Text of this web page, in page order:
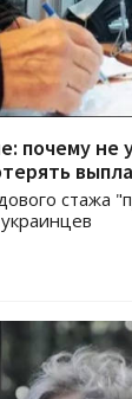
почему не
стажа